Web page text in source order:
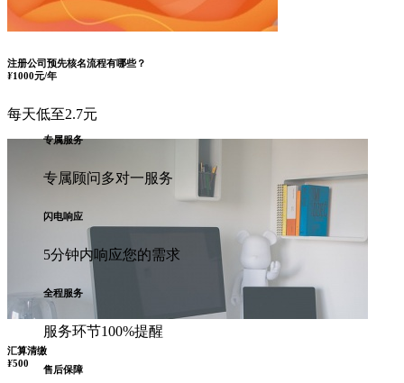
注册公司预先核名流程有哪些？
¥1000元/年
每天低至2.7元
汇算清缴
¥500
专属服务
专属顾问多对一服务
闪电响应
5分钟内响应您的需求
全程服务
服务环节100%提醒
售后保障